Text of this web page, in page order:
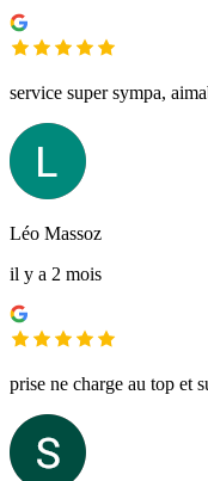
service super sympa,
Léo Massoz
il y a 2 mois
prise ne charge au top et